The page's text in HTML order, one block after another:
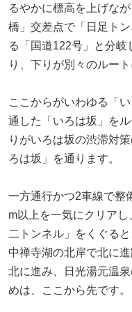
るやかに標高を上げな
橋」交差点で「日足ト
る「国道122号」と分岐
り、下りが別々のルート
ここからがいわゆる「
通した「いろは坂」を
りがいろは坂の渋滞対
ろは坂」を通ります。
一方通行かつ2車線で整
m以上を一気にクリア
二トンネル」をくぐる
中禅寺湖の北岸で北に
北に進み、日光湯元温
めは、ここから先です。